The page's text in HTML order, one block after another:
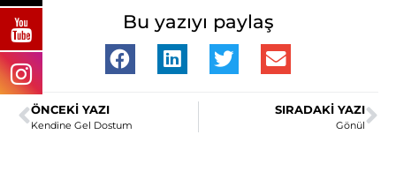
Bu yazıyı paylaş
ÖNCEKI YAZI
Kendine Gel Dostum
SIRADAKI YAZI
Gönül